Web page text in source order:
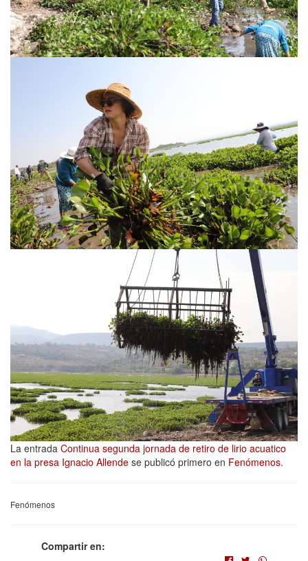
La entrada Continua segunda jornada de retiro de lirio acuatico
en la presa Ignacio Allende se publicó primero en Fenómenos.
Fenómenos
Compartir en: